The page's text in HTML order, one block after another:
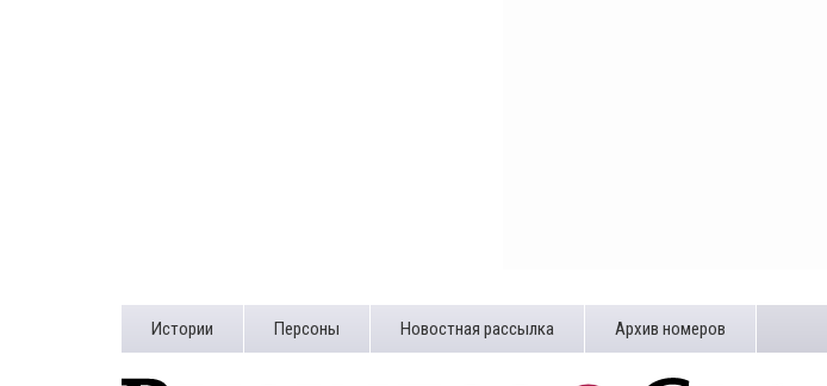
Истории Персоны Новостная рассылка Архив номеров